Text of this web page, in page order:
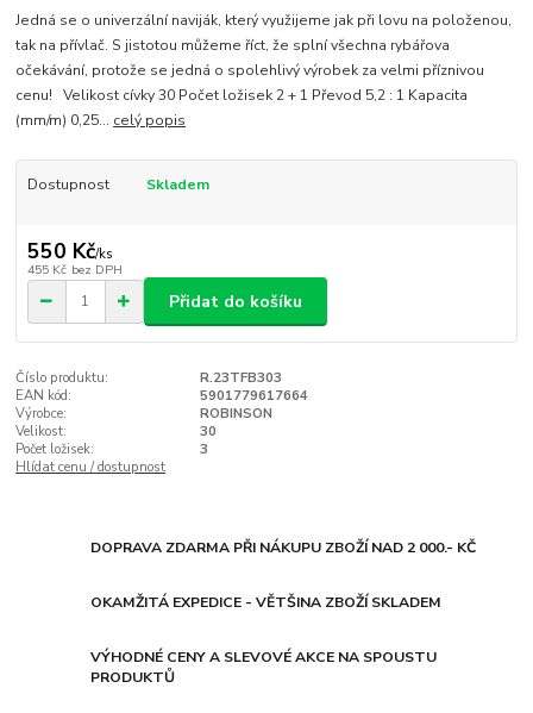
Jedná se o univerzální naviják, který využijeme jak při lovu na položenou,
tak na přívlač. S jistotou můžeme říct, že splní všechna rybářova
očekávání, protože se jedná o spolehlivý výrobek za velmi příznivou
cenu! Velikost cívky 30 Počet ložisek 2 + 1 Převod 5,2 : 1 Kapacita
(mm/m) 0,25... celý popis
Dostupnost Skladem
550 Kč/ks
455 Kč bez DPH
Přidat do košíku
Číslo produktu:
R.23TFB303
EAN kód:
5901779617664
Výrobce:
ROBINSON
Velikost:
30
Počet ložisek:
3
Hlídat cenu / dostupnost
DOPRAVA ZDARMA PŘI NÁKUPU ZBOŽÍ NAD 2 000.- KČ
OKAMŽITÁ EXPEDICE - VĚTŠINA ZBOŽÍ SKLADEM
VÝHODNÉ CENY A SLEVOVÉ AKCE NA SPOUSTU
PRODUKTŮ